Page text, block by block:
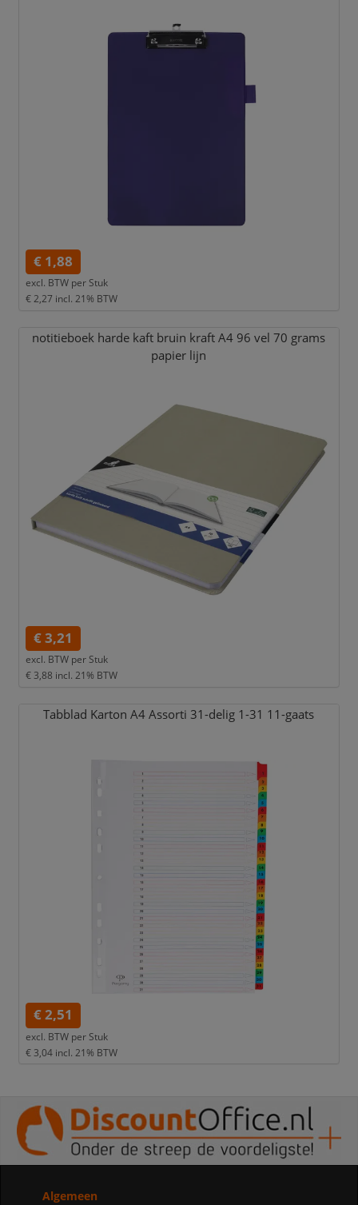
€ 1,88
excl. BTW per Stuk
€ 2,27 incl. 21% BTW
notitieboek harde kaft bruin kraft A4 96 vel 70 grams
papier lijn
€ 3,21
excl. BTW per Stuk
€ 3,88 incl. 21% BTW
Tabblad Karton A4 Assorti 31-delig 1-31 11-gaats
€ 2,51
excl. BTW per Stuk
€ 3,04 incl. 21% BTW
Algemeen